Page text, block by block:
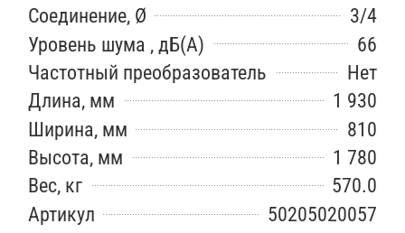
Соединение, Ø
3/4
Уровень шума , дБ(А)
66
Частотный преобразователь
Нет
Длина, мм
1 930
Ширина, мм
810
Высота, мм
1 780
Вес, кг
570.0
Артикул
50205020057